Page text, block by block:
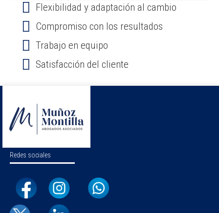
Flexibilidad y adaptación al cambio
Compromiso con los resultados
Trabajo en equipo
Satisfacción del cliente
Redes sociales